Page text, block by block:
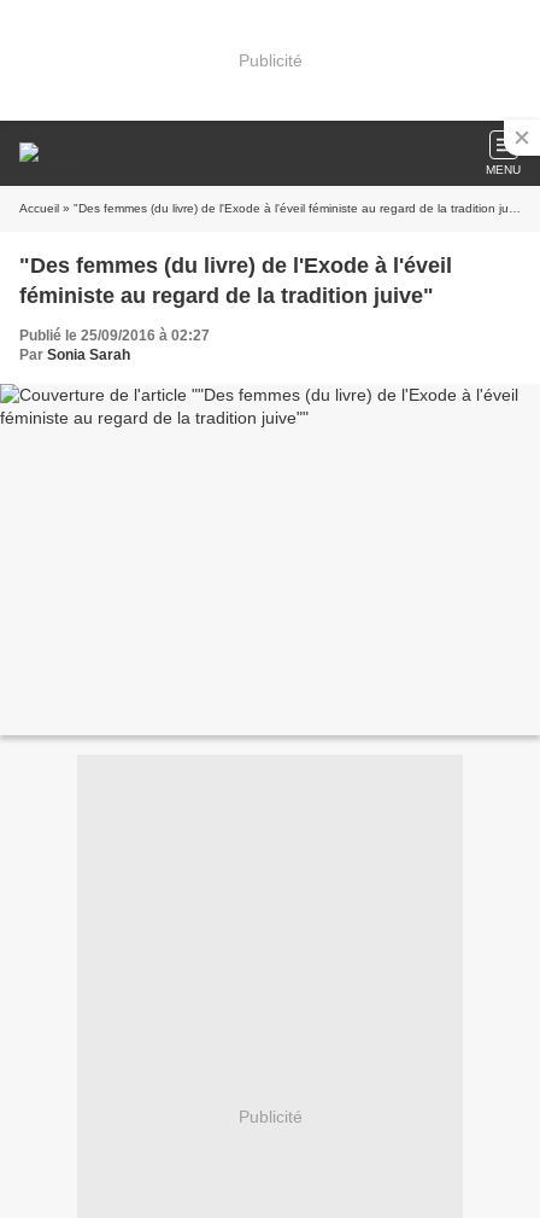
Publicité
MENU
Accueil » "Des femmes (du livre) de l'Exode à l'éveil féministe au regard de la tradition juive"
"Des femmes (du livre) de l'Exode à l'éveil
féministe au regard de la tradition juive"
Publié le 25/09/2016 à 02:27
Par Sonia Sarah
Publicité